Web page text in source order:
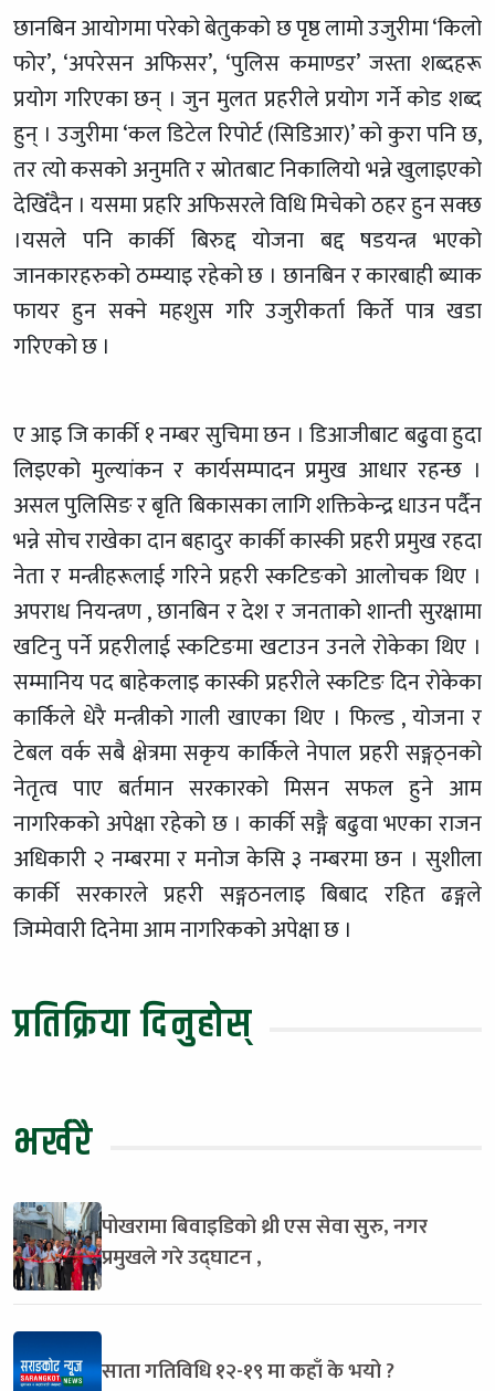
छानबिन आयोगमा परेको बेतुकको छ पृष्ठ लामो उजुरीमा ‘किलो
फोर’, ‘अपरेसन अफिसर’, ‘पुलिस कमाण्डर’ जस्ता शब्दहरू
प्रयोग गरिएका छन् । जुन मुलत प्रहरीले प्रयोग गर्ने कोड शब्द
हुन् । उजुरीमा ‘कल डिटेल रिपोर्ट (सिडिआर)’ को कुरा पनि छ,
तर त्यो कसको अनुमति र स्रोतबाट निकालियो भन्ने खुलाइएको
देखिँदैन । यसमा प्रहरि अफिसरले विधि मिचेको ठहर हुन सक्छ
।यसले पनि कार्की बिरुद्द योजना बद्द षडयन्त्र भएको
जानकारहरुको ठम्म्याइ रहेको छ । छानबिन र कारबाही ब्याक
फायर हुन सक्ने महशुस गरि उजुरीकर्ता किर्ते पात्र खडा
गरिएको छ ।
ए आइ जि कार्की १ नम्बर सुचिमा छन । डिआजीबाट बढुवा हुदा
लिइएको मुल्यांकन र कार्यसम्पादन प्रमुख आधार रहन्छ ।
असल पुलिसिङ र बृति बिकासका लागि शक्तिकेन्द्र धाउन पर्दैन
भन्ने सोच राखेका दान बहादुर कार्की कास्की प्रहरी प्रमुख रहदा
नेता र मन्त्रीहरूलाई गरिने प्रहरी स्कटिङको आलोचक थिए ।
अपराध नियन्त्रण , छानबिन र देश र जनताको शान्ती सुरक्षामा
खटिनु पर्ने प्रहरीलाई स्कटिङमा खटाउन उनले रोकेका थिए ।
सम्मानिय पद बाहेकलाइ कास्की प्रहरीले स्कटिङ दिन रोकेका
कार्किले धेरै मन्त्रीको गाली खाएका थिए । फिल्ड , योजना र
टेबल वर्क सबै क्षेत्रमा सकृय कार्किले नेपाल प्रहरी सङ्गठ्नको
नेतृत्व पाए बर्तमान सरकारको मिसन सफल हुने आम
नागरिकको अपेक्षा रहेको छ । कार्की सङ्गै बढुवा भएका राजन
अधिकारी २ नम्बरमा र मनोज केसि ३ नम्बरमा छन । सुशीला
कार्की सरकारले प्रहरी सङ्गठनलाइ बिबाद रहित ढङ्गले
जिम्मेवारी दिनेमा आम नागरिकको अपेक्षा छ ।
प्रतिक्रिया दिनुहोस्
भर्खरै
पोखरामा बिवाइडिको थ्री एस सेवा सुरु, नगर
प्रमुखले गरे उद्घाटन ,
साता गतिविधि १२-१९ मा कहाँ के भयो ?